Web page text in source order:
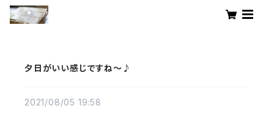
夕日がいい感じですね～♪
2021/08/05 19:58